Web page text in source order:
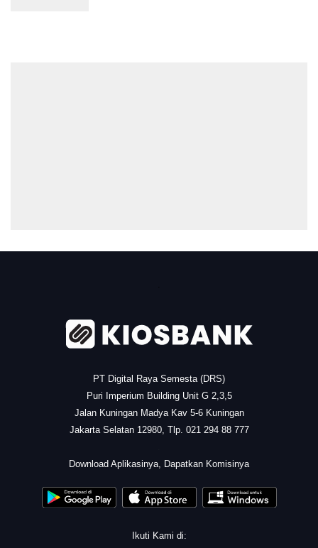
PT Digital Raya Semesta (DRS)
Puri Imperium Building Unit G 2,3,5
Jalan Kuningan Madya Kav 5-6 Kuningan
Jakarta Selatan 12980, Tlp. 021 294 88 777
Download Aplikasinya, Dapatkan Komisinya
Ikuti Kami di: